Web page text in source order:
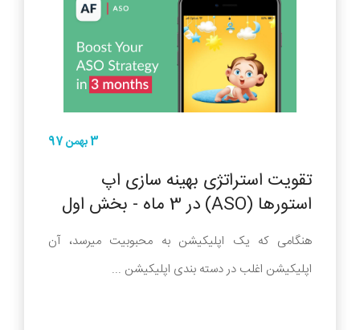
3 بهمن 97
تقویت استراتژی بهینه سازی اپ
استورها (ASO) در 3 ماه - بخش اول
هنگامی که یک اپلیکیشن به محبوبیت میرسد، آن
اپلیکیشن اغلب در دسته بندی اپلیکیشن ...